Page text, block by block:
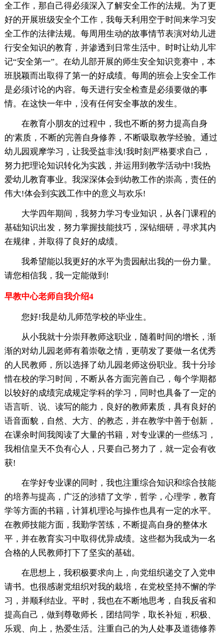
全工作，那自己得必须深入了解安全工作的法规。为了更
好的开展班级安全个工作，我每天利用空于时间来学习安
全工作的法律法规。每周用生动的故事情节表演对幼儿进
行安全知识的教育，并渗透到日常生活中。时时让幼儿牢
记“安全第一”。在幼儿部开展的师生安全知识竞赛中，本
班脱颖而出取得了第一的好成绩。每周的班会上安全工作
是必须讨论的内容。每天进行安全检查是必须要做的事
情。在这快一年中，没有任何安全事故的发生。
在教育小朋友的过程中，我也不断的努力提高自身
的'素质，不断的完善自身修养，不断吸取教学经验。通过
幼儿园观摩学习，让我受益非浅!我时刻严格要求自己，
努力把理论知识转化为实践，并运用到教学活动中!我热
爱幼儿教育事业。我深深体会到幼教工作的崇高，责任的
伟大!体会到实践工作中的意义与欢乐!
大学四年期间，我努力学习专业知识，从各门课程的
基础知识出发，努力掌握技能技巧，深钻细研，寻求其内
在规律，并取得了良好的成绩。
我希望能以我更好的水平为贵园献出我的一份力量。
请您相信我，我一定能做到!
早教中心老师自我介绍4
您好!我是幼儿师范学校的毕业生。
从小我就十分崇拜教师这职业，随着时间的增长，渐
渐的对幼儿园老师有着崇敬之情，更萌发了要做一名优秀
的人民教师，所以选择了幼儿园老师这份职业。我十分珍
惜在校的学习时间，不断从各方面完善自己，每个学期都
以较好的成绩完成规定学科的学习，同时也具备了一定的
语言听、说、读写的能力，良好的教师素质，具有良好的
语音面貌，自然、大方、的教态，并在教学中善于创新，
在课余时间我阅读了大量的书籍，对专业课的一些练习，
我相信皇天不负有心人，只要自己努力了，就一定会有收
获!
在学好专业课的同时，我也注重综合知识和综合技能
的培养与提高，广泛的涉猎了文学，哲学，心理学，教育
学等方面的书籍，计算机理论与操作也具有一定的水平。
在教师技能方面，我勤学苦练，不断提高自身的整体水
平，并在教育实习中取得优异成绩。这些都为我成为一名
合格的人民教师打下了坚实的基础。
在思想上，我积极要求向上，向党组织递交了入党申
请书。也很感谢党组织对我的栽培，在党校坚持不懈的学
习，并顺利结业。平时，我也在不断地思考，自我反省和
提高自己，做到尊敬师长，团结同学，取长补短，积极、
乐观、向上，热爱生活。注重自己的为人处事及道德修养